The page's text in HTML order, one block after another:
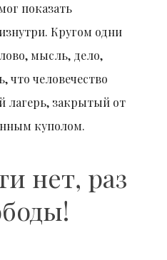
показать
Кругом одни
мысль, дело,
что человечество
лагерь, закрытый от
куполом.
нет, раз